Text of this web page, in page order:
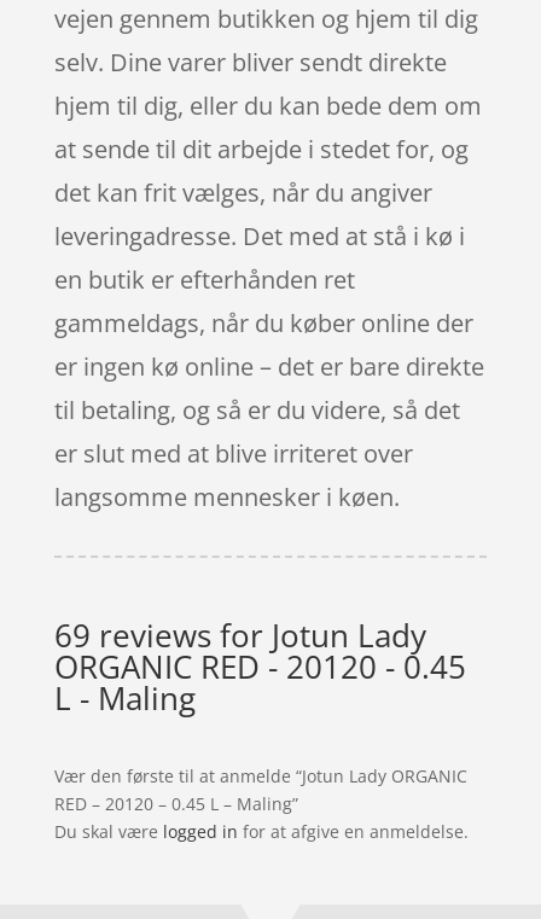
vejen gennem butikken og hjem til dig
selv. Dine varer bliver sendt direkte
hjem til dig, eller du kan bede dem om
at sende til dit arbejde i stedet for, og
det kan frit vælges, når du angiver
leveringadresse. Det med at stå i kø i
en butik er efterhånden ret
gammeldags, når du køber online der
er ingen kø online – det er bare direkte
til betaling, og så er du videre, så det
er slut med at blive irriteret over
langsomme mennesker i køen.
69 reviews for Jotun Lady
ORGANIC RED - 20120 - 0.45
L - Maling
Vær den første til at anmelde “Jotun Lady ORGANIC
RED – 20120 – 0.45 L – Maling”
Du skal være logged in for at afgive en anmeldelse.